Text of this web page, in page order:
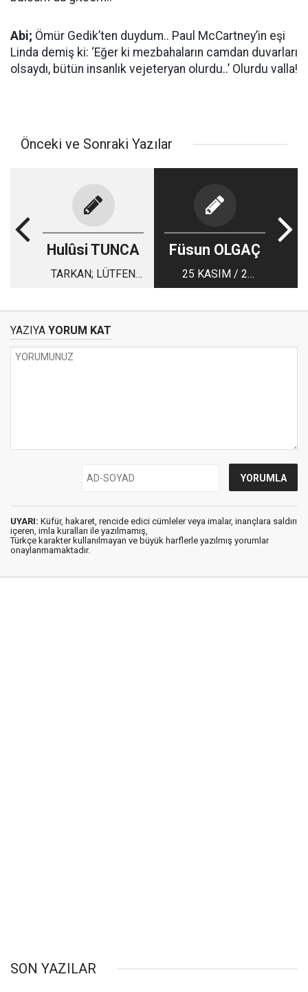
Abi; Ömür Gedik’ten duydum.. Paul McCartney’in eşi
Linda demiş ki: ‘Eğer ki mezbahaların camdan duvarları
olsaydı, bütün insanlık vejeteryan olurdu..’ Olurdu valla!
Önceki ve Sonraki Yazılar
Hulûsi TUNCA
TARKAN; LÜTFEN
Füsun OLGAÇ
25 KASIM / 2
ARALIK VİZYON
YAZIYA YORUM KAT
UYARI: Küfür, hakaret, rencide edici cümleler veya imalar, inançlara saldırı
içeren, imla kuralları ile yazılmamış,
Türkçe karakter kullanılmayan ve büyük harflerle yazılmış yorumlar
onaylanmamaktadır.
SON YAZILAR